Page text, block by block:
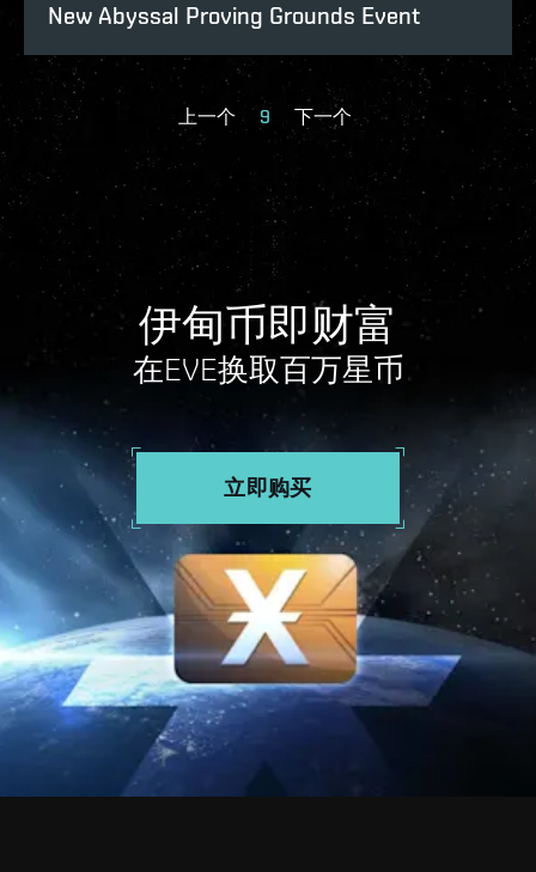
New Abyssal Proving Grounds Event
上一个 9 下一个
伊甸币即财富
在EVE换取百万星币
立即购买